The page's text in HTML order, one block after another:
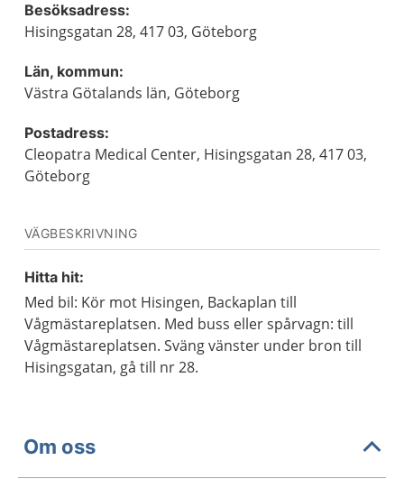
Besöksadress:
Hisingsgatan 28, 417 03, Göteborg
Län, kommun:
Västra Götalands län, Göteborg
Postadress:
Cleopatra Medical Center, Hisingsgatan 28, 417 03,
Göteborg
VÄGBESKRIVNING
Hitta hit:
Med bil: Kör mot Hisingen, Backaplan till
Vågmästareplatsen. Med buss eller spårvagn: till
Vågmästareplatsen. Sväng vänster under bron till
Hisingsgatan, gå till nr 28.
Om oss